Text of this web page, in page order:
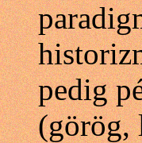
pedig
(görög,